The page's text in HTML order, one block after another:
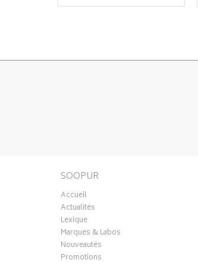
SOOPUR
Accueil
Actualités
Lexique
Marques & Labos
Nouveautés
Promotions